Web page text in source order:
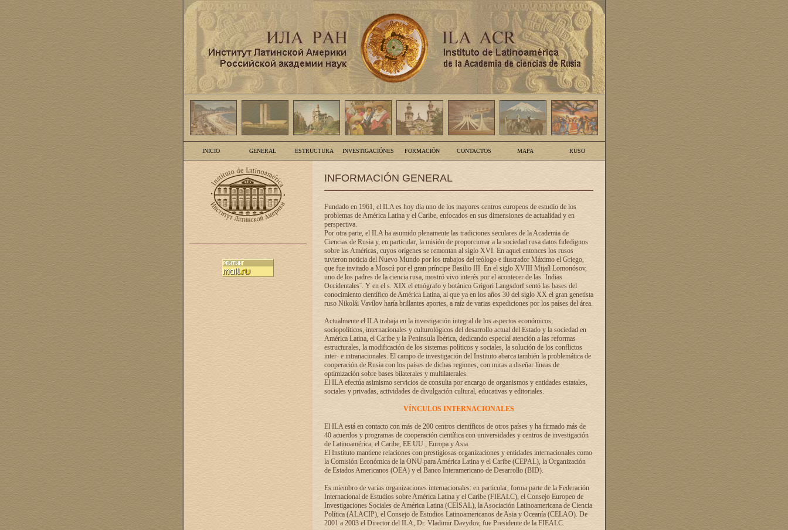
INICIO GENERAL ESTRUCTURA INVESTIGACIÓNES FORMACIÓN CONTACTOS MAPA RUSO
INFORMACIÓN GENERAL
Fundado en 1961, el ILA es hoy día uno de los mayores centros europeos de estudio de los
problemas de América Latina y el Caribe, enfocados en sus dimensiones de actualidad y en
perspectiva.
Por otra parte, el ILA ha asumido plenamente las tradiciones seculares de la Academia de
Ciencias de Rusia y, en particular, la misión de proporcionar a la sociedad rusa datos fidedignos
sobre las Américas, cuyos orígenes se remontan al siglo XVI. En aquel entonces los rusos
tuvieron noticia del Nuevo Mundo por los trabajos del teólogo e ilustrador Máximo el Griego,
que fue invitado a Moscú por el gran príncipe Basilio III. En el siglo XVIII Mijaíl Lomonósov,
uno de los padres de la ciencia rusa, mostró vivo interés por el acontecer de las ¨Indias
Occidentales¨. Y en el s. XIX el etnógrafo y botánico Grigori Langsdorf sentó las bases del
conocimiento científico de América Latina, al que ya en los años 30 del siglo XX el gran genetista
ruso Nikolái Vavílov haría brillantes aportes, a raíz de varias expediciones por los países del área.
Actualmente el ILA trabaja en la investigación integral de los aspectos económicos,
sociopolíticos, internacionales y culturológicos del desarrollo actual del Estado y la sociedad en
América Latina, el Caribe y la Península Ibérica, dedicando especial atención a las reformas
estructurales, la modificación de los sistemas políticos y sociales, la solución de los conflictos
inter- e intranacionales. El campo de investigación del Instituto abarca también la problemática de
cooperación de Rusia con los países de dichas regiones, con miras a diseñar líneas de
optimización sobre bases bilaterales y multilaterales.
El ILA efectúa asimismo servicios de consulta por encargo de organismos y entidades estatales,
sociales y privadas, actividades de divulgación cultural, educativas y editoriales.
VÍNCULOS INTERNACIONALES
El ILA está en contacto con más de 200 centros científicos de otros países y ha firmado más de
40 acuerdos y programas de cooperación científica con universidades y centros de investigación
de Latinoamérica, el Caribe, EE.UU., Europa y Asia.
El Instituto mantiene relaciones con prestigiosas organizaciones y entidades internacionales como
la Comisión Económica de la ONU para América Latina y el Caribe (CEPAL), la Organización
de Estados Americanos (OEA) y el Banco Interamericano de Desarrollo (BID).
Es miembro de varias organizaciones internacionales: en particular, forma parte de la Federación
Internacional de Estudios sobre América Latina y el Caribe (FIEALC), el Consejo Europeo de
Investigaciones Sociales de América Latina (CEISAL), la Asociación Latinoamericana de Ciencia
Política (ALACIP), el Consejo de Estudios Latinoamericanos de Asia y Oceanía (CELAO). De
2001 a 2003 el Director del ILA, Dr. Vladimir Davydov, fue Presidente de la FIEALC.